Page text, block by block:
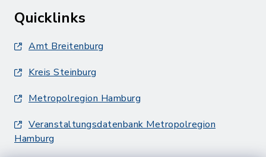
Quicklinks
Amt Breitenburg
Kreis Steinburg
Metropolregion Hamburg
Veranstaltungsdatenbank Metropolregion
Hamburg